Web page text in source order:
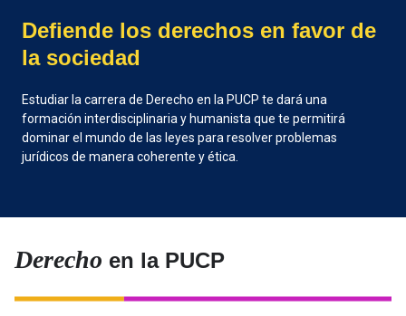
Defiende los derechos en favor de
la sociedad
Estudiar la carrera de Derecho en la PUCP te dará una
formación interdisciplinaria y humanista que te permitirá
dominar el mundo de las leyes para resolver problemas
jurídicos de manera coherente y ética.
Derecho en la PUCP